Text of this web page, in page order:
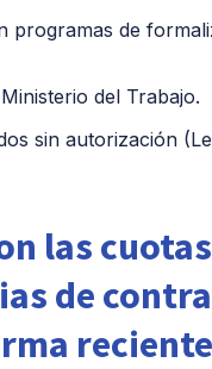
programas de
del Trabajo.
sin autorización
las cuotas
de